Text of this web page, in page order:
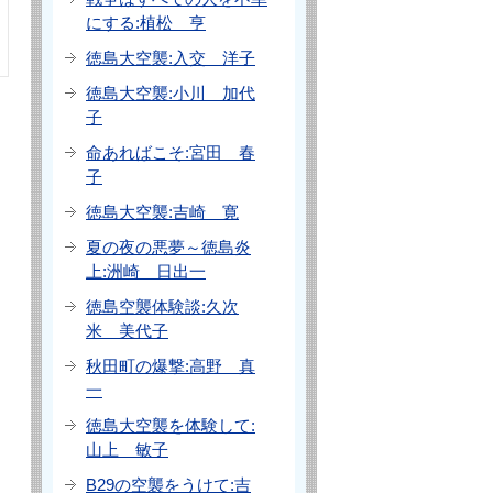
にする:植松 亨
徳島大空襲:入交 洋子
徳島大空襲:小川 加代
子
命あればこそ:宮田 春
子
徳島大空襲:吉崎 寛
夏の夜の悪夢～徳島炎
上:洲崎 日出一
徳島空襲体験談:久次
米 美代子
秋田町の爆撃:高野 真
一
徳島大空襲を体験して:
山上 敏子
B29の空襲をうけて:吉